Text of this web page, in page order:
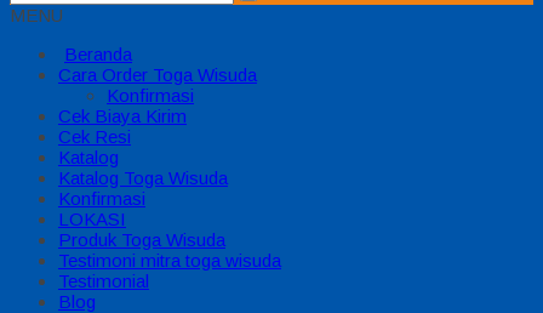
MENU
Beranda
Cara Order Toga Wisuda
Konfirmasi
Cek Biaya Kirim
Cek Resi
Katalog
Katalog Toga Wisuda
Konfirmasi
LOKASI
Produk Toga Wisuda
Testimoni mitra toga wisuda
Testimonial
Blog